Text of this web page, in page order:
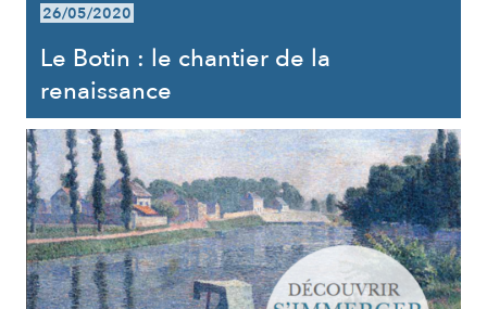
26/05/2020
Le Botin : le chantier de la
renaissance